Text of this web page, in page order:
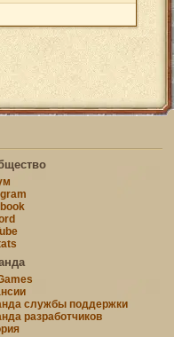
службы поддержки
разработчиков